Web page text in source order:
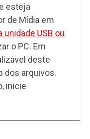
esteja
de Mídia em
unidade USB ou
o PC. Em
deste
dos arquivos.
inicie